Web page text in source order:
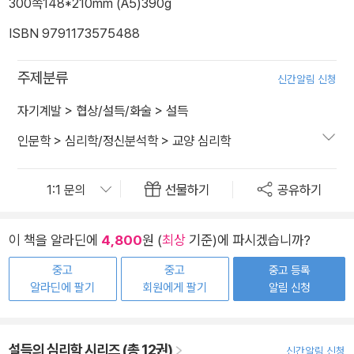
ISBN 9791173575488
주제분류 신간알림 신청
자기계발 > 협상/설득/화술 > 설득
인문학> 심리학/정신분석학> 교양 심리학
선물하기 공유하기
이 책을 알라딘에 4,800원 (최상 기준)에 파시겠습니까?
중고
알라딘에 팔기
중고
회원에게 팔기
중고 등록
알림 신청
설득의 심리학 시리즈 (총 12권) 신간알림 신청